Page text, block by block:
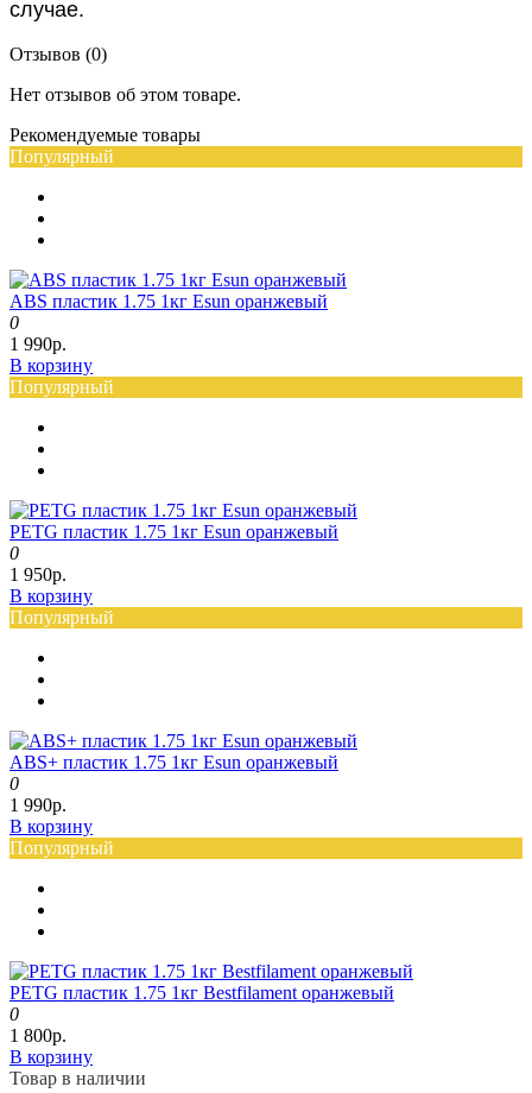
случае.
Отзывов (0)
Нет отзывов об этом товаре.
Рекомендуемые товары
Популярный
ABS пластик 1.75 1кг Esun оранжевый
0
1 990р.
В корзину
Популярный
PETG пластик 1.75 1кг Esun оранжевый
0
1 950р.
В корзину
Популярный
ABS+ пластик 1.75 1кг Esun оранжевый
0
1 990р.
В корзину
Популярный
PETG пластик 1.75 1кг Bestfilament оранжевый
0
1 800р.
В корзину
Товар в наличии